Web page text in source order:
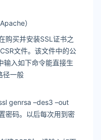
）
购买并安装SSL证书之
文件。该文件中的公
输入如下命令能直接生
径一般
genrsa –des3 –out
码。以后每次用到密